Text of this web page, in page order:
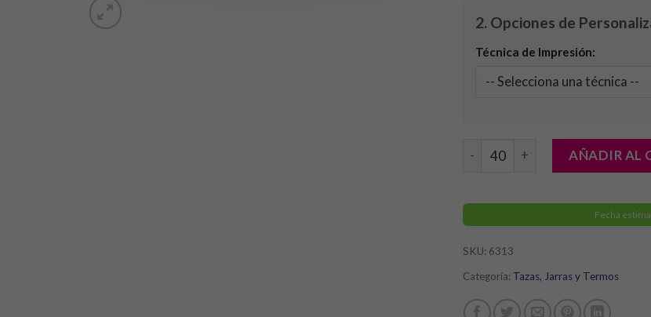
2. Opciones de
Técnica de Impresión:
Jarra Tilton cantidadAÑADIR AL
Fecha
SKU: 6313
Categoría: Tazas, Jarras y Termos